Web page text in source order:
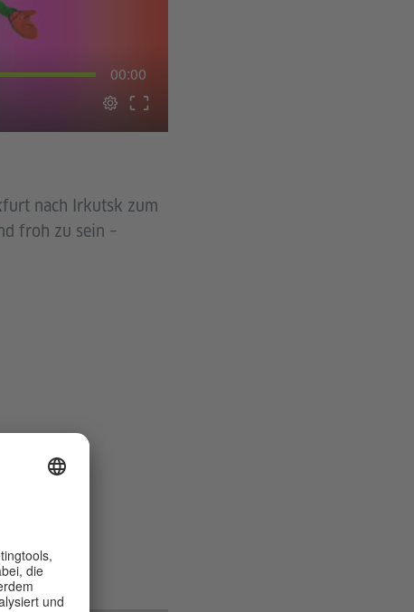
00:00
nach Irkutsk zum
froh zu sein –